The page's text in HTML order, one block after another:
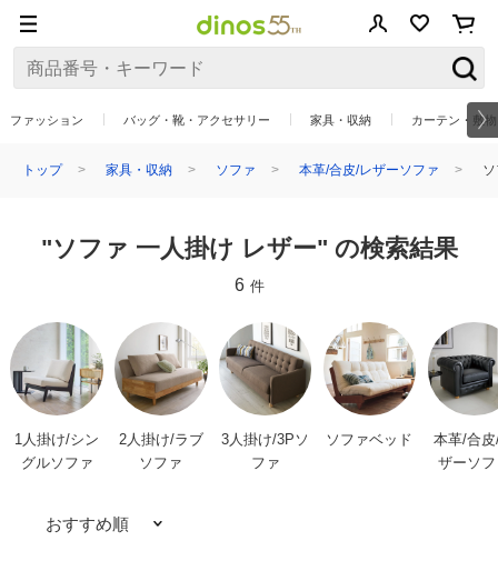
ファッション バッグ・靴・アクセサリー 家具・収納 カーテン・敷
トップ 家具・収納 ソファ 本革/合皮/レザーソファ
"ソファ 一人掛け レザー" の検索結果
6 件
1人掛け/シン
グルソファ
2人掛け/ラブ
ソファ
3人掛け/3Pソ
ファ
ソファベッド
本革/合
ザーソ
おすすめ順